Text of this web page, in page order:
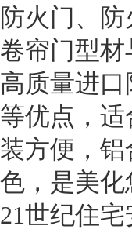
防火门、
卷帘门型
高质量进
等优点，
装方便，
色，是美
21世纪住